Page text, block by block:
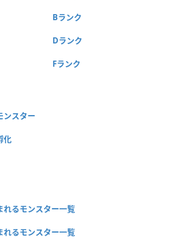
Bランク
Dランク
Fランク
ンスター
化
れるモンスター一覧
れるモンスター一覧